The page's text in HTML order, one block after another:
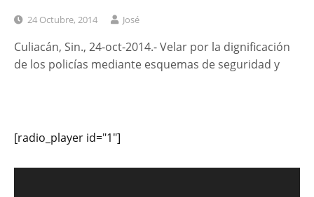
24 Octubre, 2014 José
Culiacán, Sin., 24-oct-2014.- Velar por la dignificación
de los policías mediante esquemas de seguridad y
[radio_player id="1"]